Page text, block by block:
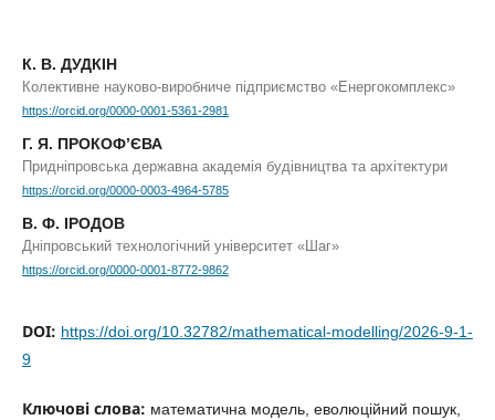
К. В. ДУДКІН
Колективне науково-виробниче підприємство «Енергокомплекс»
https://orcid.org/0000-0001-5361-2981
Г. Я. ПРОКОФ’ЄВА
Придніпровська державна академія будівництва та архітектури
https://orcid.org/0000-0003-4964-5785
В. Ф. ІРОДОВ
Дніпровський технологічний університет «Шаг»
https://orcid.org/0000-0001-8772-9862
DOI: https://doi.org/10.32782/mathematical-modelling/2026-9-1-
9
Ключові слова: математична модель, еволюційний пошук,